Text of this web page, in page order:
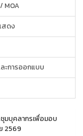
MOA
สดง
ะการออกแบบ
ชุมบุคลากรเพื่อมอบ
2569